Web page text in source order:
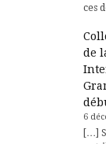
ces
de
6
[…]